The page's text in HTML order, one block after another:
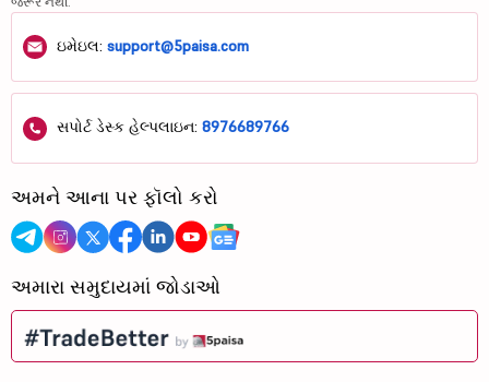
ઇમેઇલ: support@5paisa.com
સપોર્ટ ડેસ્ક હેલ્પલાઇન: 8976689766
અમને આના પર ફૉલો કરો
અમારા સમુદાયમાં જોડાઓ